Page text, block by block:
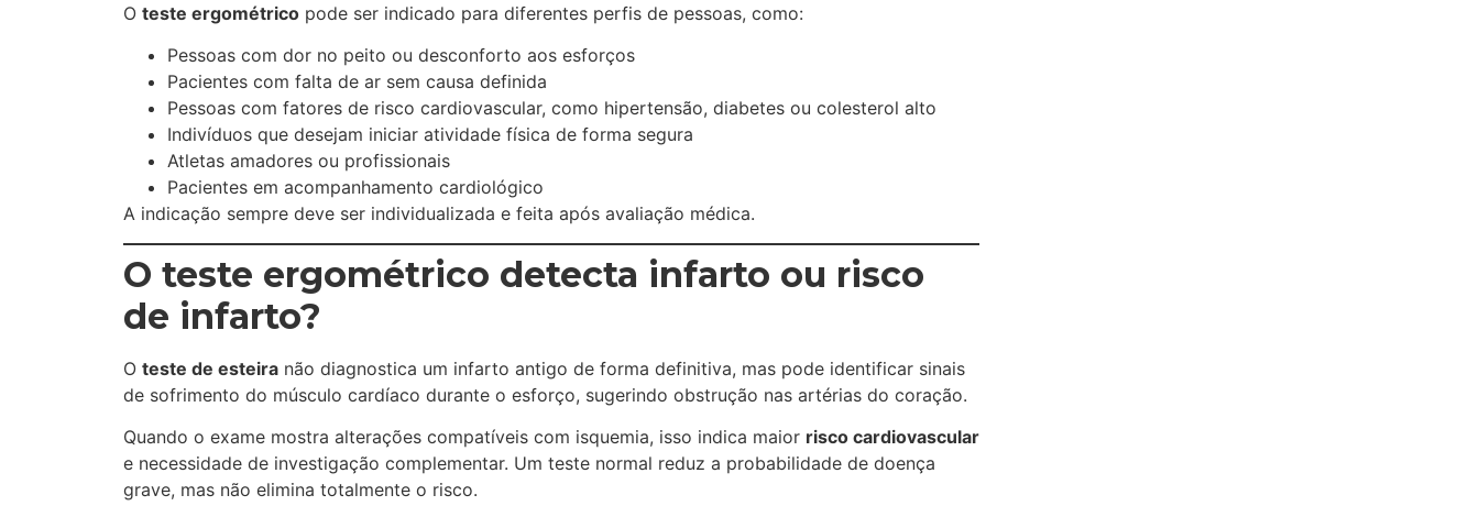
O teste ergométrico pode ser indicado para diferentes perfis de pessoas, como:
Pessoas com dor no peito ou desconforto aos esforços
Pacientes com falta de ar sem causa definida
Pessoas com fatores de risco cardiovascular, como hipertensão, diabetes ou colesterol alto
Indivíduos que desejam iniciar atividade física de forma segura
Atletas amadores ou profissionais
Pacientes em acompanhamento cardiológico
A indicação sempre deve ser individualizada e feita após avaliação médica.
O teste ergométrico detecta infarto ou risco
de infarto?
O teste de esteira não diagnostica um infarto antigo de forma definitiva, mas pode identificar sinais
de sofrimento do músculo cardíaco durante o esforço, sugerindo obstrução nas artérias do coração.
Quando o exame mostra alterações compatíveis com isquemia, isso indica maior risco cardiovascular
e necessidade de investigação complementar. Um teste normal reduz a probabilidade de doença
grave, mas não elimina totalmente o risco.